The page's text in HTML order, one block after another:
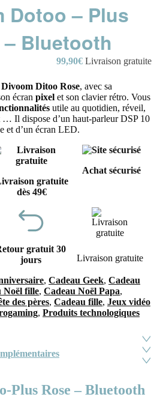
Dotoo – Plus
– Bluetooth
99,90€ Livraison gratuite
Divoom Ditoo Rose, avec sa
écran pixel et son clavier rétro. Vous
utile au quotidien, réveil,
Il dispose d’un haut-parleur DSP 10
et d’un écran LED.
gratuite
dès 49€
Achat sécurisé
gratuit 30
jours
Livraison gratuite
, Cadeau Geek, Cadeau
Noël fille, Cadeau Noël Papa,
des pères, Cadeau fille, Jeux vidéo
, Produits technologiques
Plus Rose – Bluetooth